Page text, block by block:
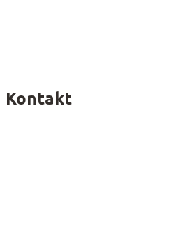
Kontakt